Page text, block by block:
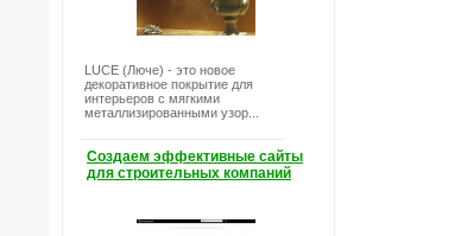
LUCE (Люче) - это новое
декоративное покрытие для
интерьеров с мягкими
металлизированными узор...
Создаем эффективные сайты
для строительных компаний